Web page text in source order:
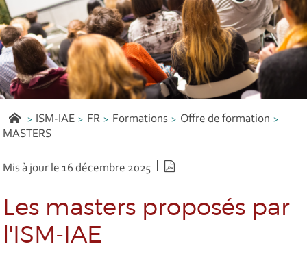
ISM-IAE FR Formations
Offre de formation
MASTERS
Mis à jour le 16 décembre 2025
Les masters proposés par
l'ISM-IAE